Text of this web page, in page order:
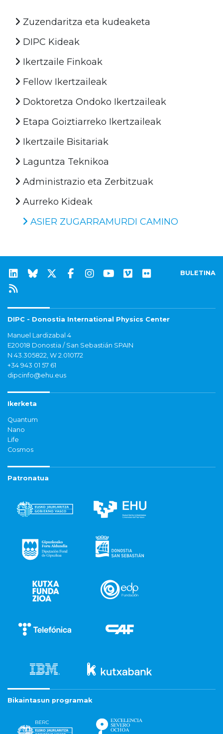
Zuzendaritza eta kudeaketa
DIPC Kideak
Ikertzaile Finkoak
Fellow Ikertzaileak
Doktoretza Ondoko Ikertzaileak
Etapa Goiztiarreko Ikertzaileak
Ikertzaile Bisitariak
Laguntza Teknikoa
Administrazio eta Zerbitzuak
Aurreko Kideak
ASIER ZUGARRAMURDI CAMINO
BULETINA
DIPC - Donostia International Physics Center
Manuel Lardizabal 4
E20018 Donostia / San Sebastián SPAIN
N 43.305822, W 2.010172
+34 943 01 57 61
dipcinfo@ehu.eus
Ikerketa
Quantum
Nano
Life
Cosmos
Patronatua
Bikaintasun programak